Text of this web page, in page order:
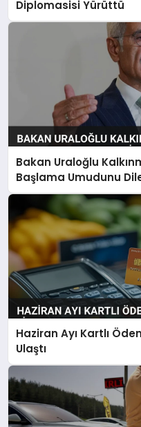
Diplomasisi Yürüttü
Bakan Uraloğlu
Başlama Umudunu
Haziran Ayı Kartlı
Ulaştı